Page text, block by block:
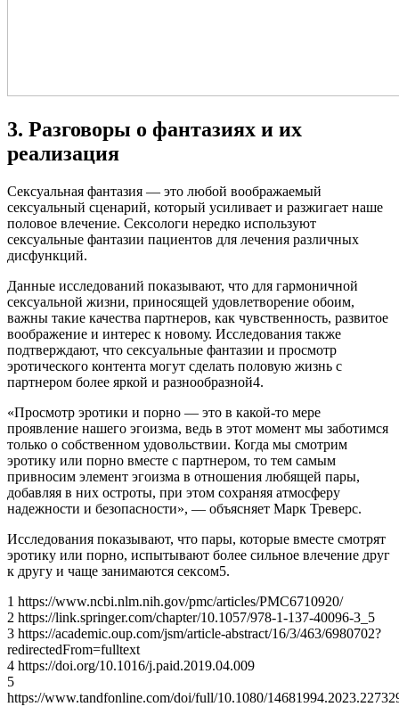
3. Разговоры о фантазиях и их
реализация
Сексуальная фантазия — это любой воображаемый
сексуальный сценарий, который усиливает и разжигает наше
половое влечение. Сексологи нередко используют
сексуальные фантазии пациентов для лечения различных
дисфункций.
Данные исследований показывают, что для гармоничной
сексуальной жизни, приносящей удовлетворение обоим,
важны такие качества партнеров, как чувственность, развитое
воображение и интерес к новому. Исследования также
подтверждают, что сексуальные фантазии и просмотр
эротического контента могут сделать половую жизнь с
партнером более яркой и разнообразной4.
«Просмотр эротики и порно — это в какой-то мере
проявление нашего эгоизма, ведь в этот момент мы заботимся
только о собственном удовольствии. Когда мы смотрим
эротику или порно вместе с партнером, то тем самым
привносим элемент эгоизма в отношения любящей пары,
добавляя в них остроты, при этом сохраняя атмосферу
надежности и безопасности», — объясняет Марк Треверс.
Исследования показывают, что пары, которые вместе смотрят
эротику или порно, испытывают более сильное влечение друг
к другу и чаще занимаются сексом5.
1 https://www.ncbi.nlm.nih.gov/pmc/articles/PMC6710920/
2 https://link.springer.com/chapter/10.1057/978-1-137-40096-3_5
3 https://academic.oup.com/jsm/article-abstract/16/3/463/6980702?
redirectedFrom=fulltext
4 https://doi.org/10.1016/j.paid.2019.04.009
5
https://www.tandfonline.com/doi/full/10.1080/